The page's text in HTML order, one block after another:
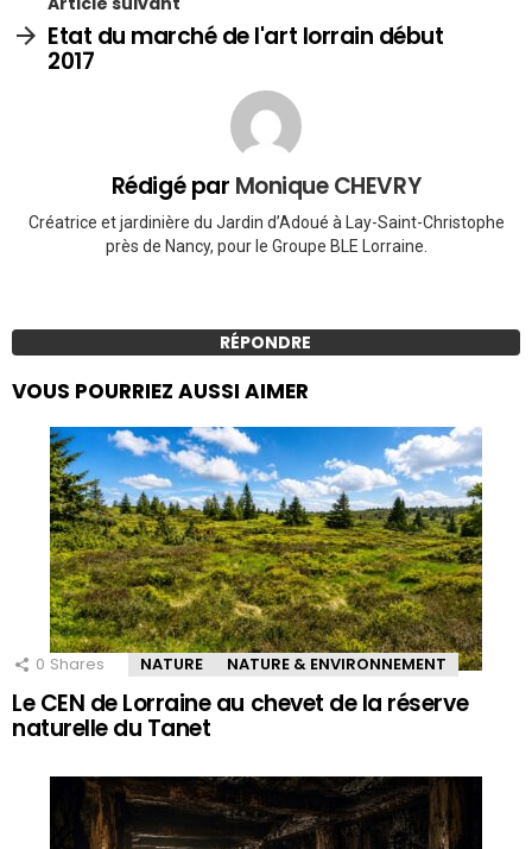
Etat du marché de l'art lorrain début
2017
Rédigé par Monique CHEVRY
Créatrice et jardinière du Jardin d’Adoué à Lay-Saint-Christophe
près de Nancy, pour le Groupe BLE Lorraine.
RÉPONDRE
VOUS POURRIEZ AUSSI AIMER
0 Shares NATURE NATURE & ENVIRONNEMENT
Le CEN de Lorraine au chevet de la réserve
naturelle du Tanet